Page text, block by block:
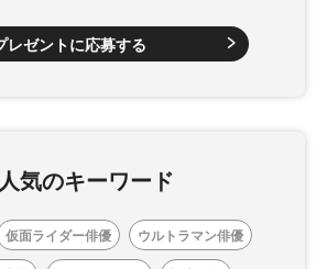
レゼントに応募する
人気のキーワード
仮面ライダー俳優
ウルトラマン俳優